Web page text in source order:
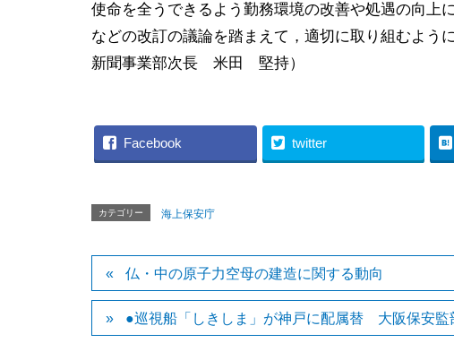
使命を全うできるよう勤務環境の改善や処遇の向上
などの改訂の議論を踏まえて，適切に取り組むよ
新聞事業部次長 米田 堅持）
Facebook twitter
カテゴリー 海上保安庁
仏・中の原子力空母の建造に関する動向
●巡視船「しきしま」が神戸に配属替 大阪保安監